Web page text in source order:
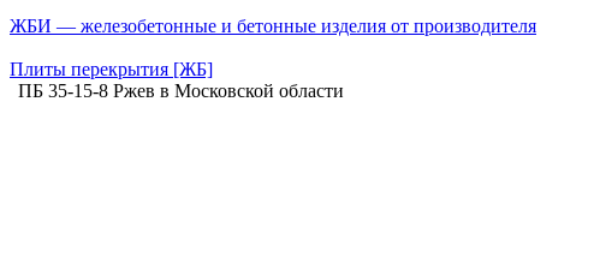
ЖБИ — железобетонные и бетонные изделия от производителя
Плиты перекрытия [ЖБ]
ПБ 35-15-8 Ржев в Московской области